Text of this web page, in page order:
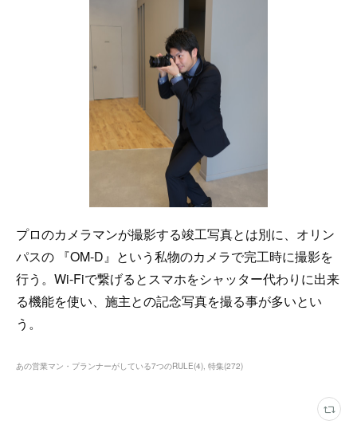
プロのカメラマンが撮影する竣工写真とは別に、オリン
パスの 『OM-D』という私物のカメラで完工時に撮影を
行う。Wi-Fiで繋げるとスマホをシャッター代わりに出来
る機能を使い、施主との記念写真を撮る事が多いとい
う。
あの営業マン・プランナーがしている7つのRULE(4) 特集(272)